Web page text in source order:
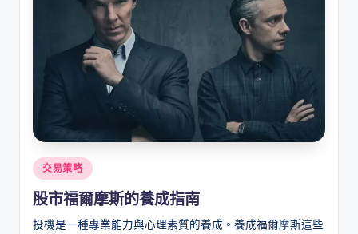
Posted
交易策略
股市福爾摩斯的養成指南
投機是一種專業能力與心理素質的養成。養成福爾摩斯這些